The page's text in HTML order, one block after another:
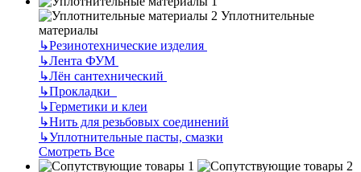
Уплотнительные
материалы
↳Резинотехнические изделия
↳Лента ФУМ
↳Лён сантехнический
↳Прокладки
↳Герметики и клеи
↳Нить для резьбовых соединений
↳Уплотнительные пасты, смазки
Смотреть Все